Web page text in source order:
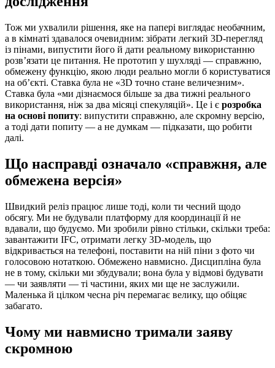
Тож ми ухвалили рішення, яке на папері виглядає необачним,
а в кімнаті здавалося очевидним: зібрати легкий 3D-перегляд
із пінами, випустити його й дати реальному використанню
розв’язати це питання. Не прототип у шухляді — справжню,
обмежену функцію, якою люди реально могли б користуватися
на об’єкті. Ставка була не «3D точно стане величезним».
Ставка була «ми дізнаємося більше за два тижні реального
використання, ніж за два місяці спекуляцій». Це і є розробка
на основі попиту: випустити справжню, але скромну версію,
а тоді дати попиту — а не думкам — підказати, що робити
далі.
Що насправді означало «справжня, але
обмежена версія»
Швидкий реліз працює лише тоді, коли ти чесний щодо
обсягу. Ми не будували платформу для координації й не
вдавали, що будуємо. Ми зробили рівно стільки, скільки треба:
завантажити IFC, отримати легку 3D-модель, що
відкривається на телефоні, поставити на ній піни з фото чи
голосовою нотаткою. Обмежено навмисно. Дисципліна була
не в тому, скільки ми збудували; вона була у відмові будувати
— чи заявляти — ті частини, яких ми ще не заслужили.
Маленька й цілком чесна річ перемагає велику, що обіцяє
забагато.
Чому ми навмисно тримали заяву
скромною